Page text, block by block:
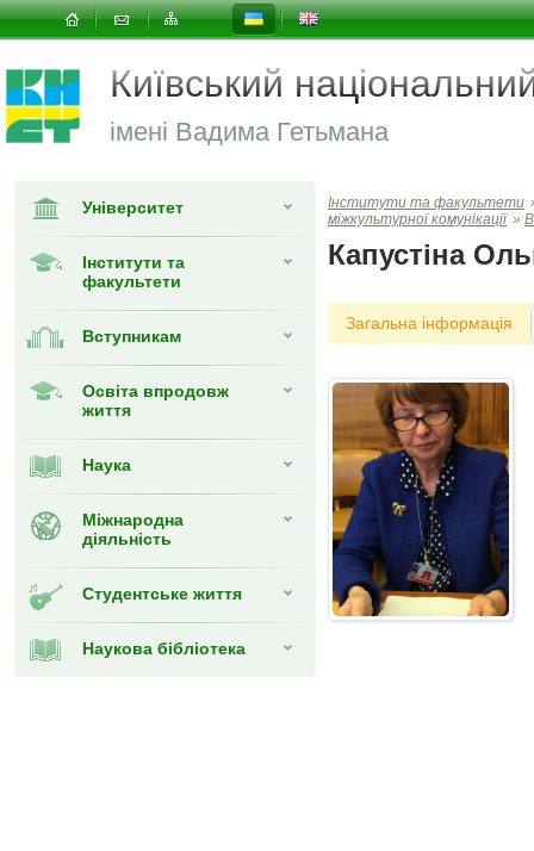
Київський
імені Вадима Гетьмана
Університет
Інститути та
факультети
Вступникам
Освіта впродовж
життя
Наука
Міжнародна
діяльність
Студентське життя
Наукова бібліотека
Інститути та факультети
міжкультурної комунікації »
Капустіна
Загальна інформація